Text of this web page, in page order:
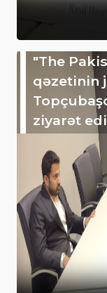
"The
qəzetinin
ziyarət